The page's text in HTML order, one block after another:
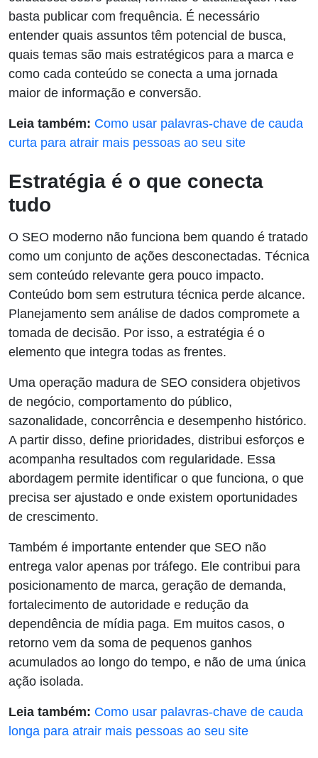
basta publicar com frequência. É necessário
entender quais assuntos têm potencial de busca,
quais temas são mais estratégicos para a marca e
como cada conteúdo se conecta a uma jornada
maior de informação e conversão.
Leia também: Como usar palavras-chave de cauda
curta para atrair mais pessoas ao seu site
Estratégia é o que conecta
tudo
O SEO moderno não funciona bem quando é tratado
como um conjunto de ações desconectadas. Técnica
sem conteúdo relevante gera pouco impacto.
Conteúdo bom sem estrutura técnica perde alcance.
Planejamento sem análise de dados compromete a
tomada de decisão. Por isso, a estratégia é o
elemento que integra todas as frentes.
Uma operação madura de SEO considera objetivos
de negócio, comportamento do público,
sazonalidade, concorrência e desempenho histórico.
A partir disso, define prioridades, distribui esforços e
acompanha resultados com regularidade. Essa
abordagem permite identificar o que funciona, o que
precisa ser ajustado e onde existem oportunidades
de crescimento.
Também é importante entender que SEO não
entrega valor apenas por tráfego. Ele contribui para
posicionamento de marca, geração de demanda,
fortalecimento de autoridade e redução da
dependência de mídia paga. Em muitos casos, o
retorno vem da soma de pequenos ganhos
acumulados ao longo do tempo, e não de uma única
ação isolada.
Leia também: Como usar palavras-chave de cauda
longa para atrair mais pessoas ao seu site